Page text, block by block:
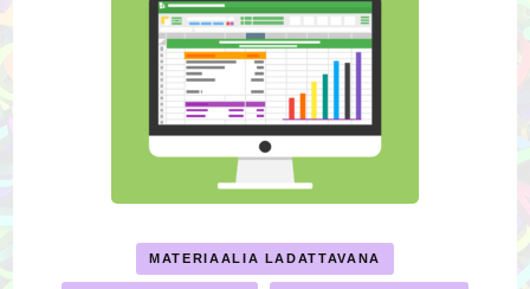
MATERIAALIA LADATTAVANA